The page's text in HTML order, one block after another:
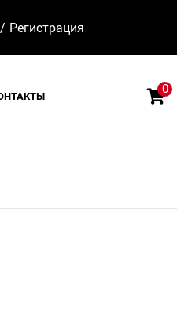
/ Регистрация
0